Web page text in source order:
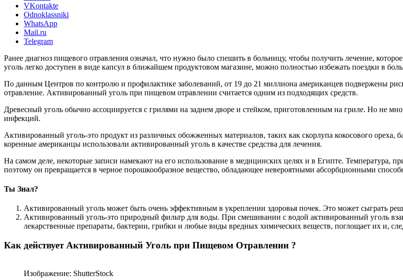
VKontakte
Odnoklassniki
WhatsApp
Mail.ru
Telegram
Ранее диагноз пищевого отравления означал, что нужно было спешить в больницу, чтобы получить лечение,
уголь легко доступен в виде капсул в ближайшем продуктовом магазине, можно полностью избежать поездки в
По данным Центров по контролю и профилактике заболеваний, от 19 до 21 миллиона американцев подвержены
отравление. Активированный уголь при пищевом отравлении считается одним из подходящих средств.
Древесный уголь обычно ассоциируется с грилями на заднем дворе и стейком, приготовленным на гриле. Но не
инфекций.
Активированный уголь-это продукт из различных обожженных материалов, таких как скорлупа кокосового ореха,
коренные американцы использовали активированный уголь в качестве средства для лечения.
На самом деле, некоторые записи намекают на его использование в медицинских целях и в Египте. Температура,
поэтому он превращается в черное порошкообразное вещество, обладающее невероятными абсорбционными
Ты Знал?
Активированный уголь может быть очень эффективным в укреплении здоровья почек. Это может сыграть
Активированный уголь-это природный фильтр для воды. При смешивании с водой активированный уголь
лекарственные препараты, бактерии, грибки и любые виды вредных химических веществ, поглощает их и,
Как действует Активированный Уголь при Пищевом Отравлении ?
Изображение: ShutterStock